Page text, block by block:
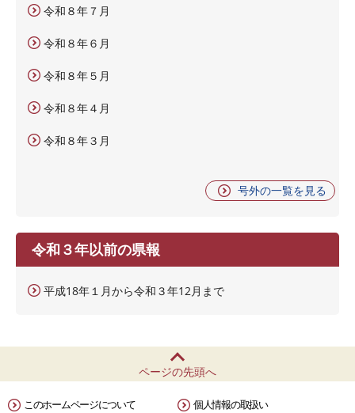
令和８年７月
令和８年６月
令和８年５月
令和８年４月
令和８年３月
号外の一覧を見る
令和３年以前の県報
平成18年１月から令和３年12月まで
ページの先頭へ
このホームページについて 個人情報の取扱い